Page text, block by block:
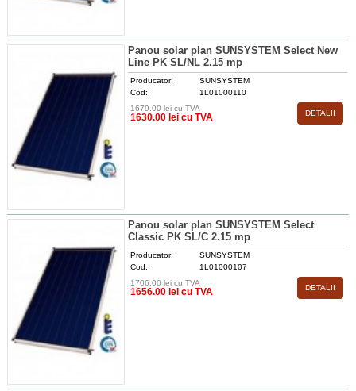
Panou solar plan SUNSYSTEM Select New
Line PK SL/NL 2.15 mp
Producator:
SUNSYSTEM
Cod:
1L01000110
1679.00 lei cu TVA
1630.00 lei cu TVA DETALII
Panou solar plan SUNSYSTEM Select
Classic PK SL/C 2.15 mp
Producator:
SUNSYSTEM
Cod:
1L01000107
1706.00 lei cu TVA
1656.00 lei cu TVA DETALII